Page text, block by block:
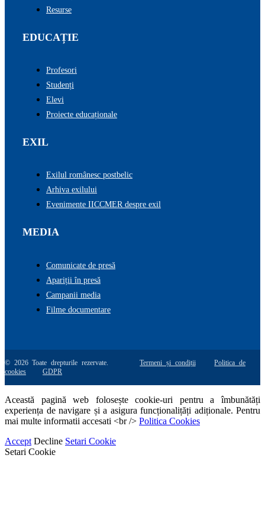
Resurse
EDUCAȚIE
Profesori
Studenți
Elevi
Proiecte educaționale
EXIL
Exilul românesc postbelic
Arhiva exilului
Evenimente IICCMER despre exil
MEDIA
Comunicate de presă
Apariții în presă
Campanii media
Filme documentare
© 2026 Toate drepturile rezervate.Termeni și condiții
Politica de
cookies
GDPR
Această pagină web folosește cookie-uri pentru a îmbunătăți
experiența de navigare și a asigura funcționalițăți adiționale. Pentru
mai multe informatii accesati <br /> Politica Cookies
Accept Decline Setari Cookie
Setari Cookie